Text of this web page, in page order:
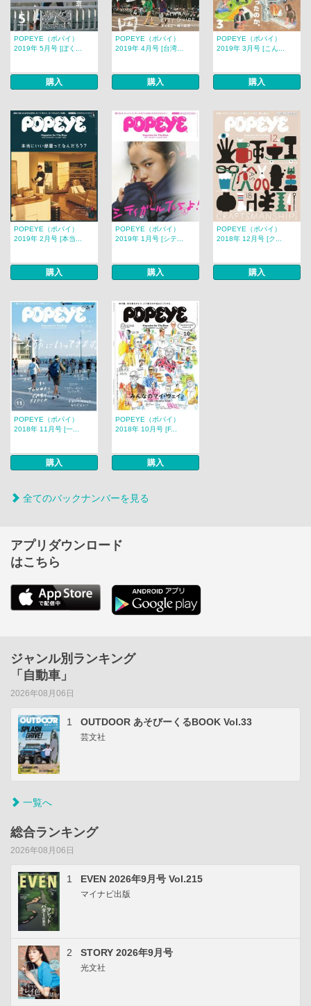
POPEYE（ポパイ）
2019年 5月号 [ぼく...
購入
POPEYE（ポパイ）
2019年 4月号 [台湾...
購入
POPEYE（ポパイ）
2019年 3月号 [こん...
購入
POPEYE（ポパイ）
2019年 2月号 [本当...
購入
POPEYE（ポパイ）
2019年 1月号 [シテ...
購入
POPEYE（ポパイ）
2018年 12月号 [ク...
購入
POPEYE（ポパイ）
2018年 11月号 [一...
購入
POPEYE（ポパイ）
2018年 10月号 [F...
購入
全てのバックナンバーを見る
アプリダウンロード
はこちら
ジャンル別ランキング
「自動車」
2026年08月06日
1 OUTDOOR あそびーくるBOOK Vol.33
芸文社
一覧へ
総合ランキング
2026年08月06日
1 EVEN 2026年9月号 Vol.215
マイナビ出版
2 STORY 2026年9月号
光文社